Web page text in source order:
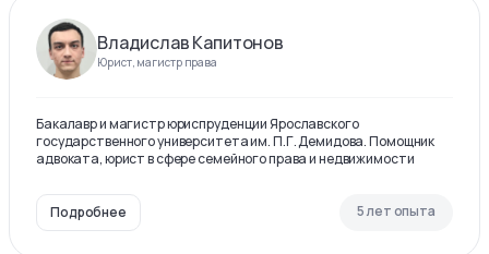
Владислав Капитонов
Юрист, магистр права
Бакалавр и магистр юриспруденции Ярославского
государственного университета им. П.Г. Демидова. Помощник
адвоката, юрист в сфере семейного права и недвижимости
Подробнее 5 лет опыта